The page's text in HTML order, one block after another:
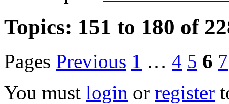
Topics: 151 to 180 of
Pages Previous 1 … 4 5 6 7
You must login or register